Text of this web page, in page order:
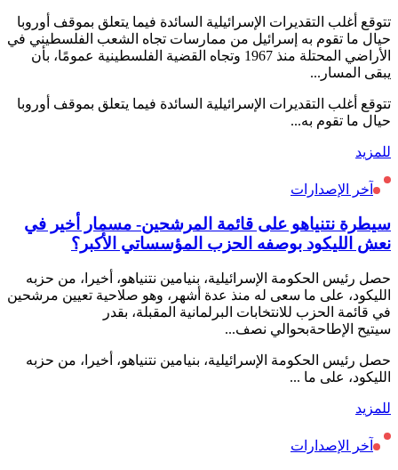
تتوقع أغلب التقديرات الإسرائيلية السائدة فيما يتعلق بموقف أوروبا
حيال ما تقوم به إسرائيل من ممارسات تجاه الشعب الفلسطيني في
الأراضي المحتلة منذ 1967 وتجاه القضية الفلسطينية عمومًا، بأن
يبقى المسار...
تتوقع أغلب التقديرات الإسرائيلية السائدة فيما يتعلق بموقف أوروبا
حيال ما تقوم به...
للمزيد
آخر الإصدارات
سيطرة نتنياهو على قائمة المرشحين- مسمار أخير في
نعش الليكود بوصفه الحزب المؤسساتي الأكبر؟
حصل رئيس الحكومة الإسرائيلية، بنيامين نتنياهو، أخيرا، من حزبه
الليكود، على ما سعى له منذ عدة أشهر، وهو صلاحية تعيين مرشحين
في قائمة الحزب للانتخابات البرلمانية المقبلة، بقدر
سيتيح الإطاحةبحوالي نصف...
حصل رئيس الحكومة الإسرائيلية، بنيامين نتنياهو، أخيرا، من حزبه
الليكود، على ما ...
للمزيد
آخر الإصدارات